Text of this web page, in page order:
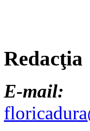
Redacţia
E-mail: